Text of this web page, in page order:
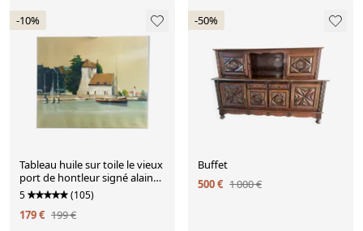
-10%
Tableau huile sur toile le vieux
port de hontleur signé alain
huin
5 (105)
179 € 199 €
-50%
Buffet
500 € 1 000 €